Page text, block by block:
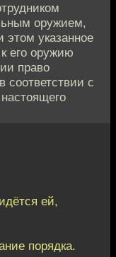
оружием,
этом указанное
его оружию
право
соответствии с
ей,
порядка.